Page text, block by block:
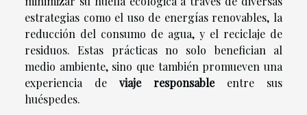
estrategias como el uso de energías renovables, la
reducción del consumo de agua, y el reciclaje de
residuos. Estas prácticas no solo benefician al
medio ambiente, sino que también promueven una
experiencia de viaje responsableentre sus
huéspedes.